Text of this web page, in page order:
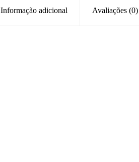
Informação adicional Avaliações (0)